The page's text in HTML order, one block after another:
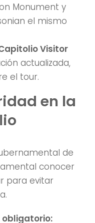
Monument y
el mismo
Visitor
actualizada,
el tour.
en la
de
conocer
para evitar